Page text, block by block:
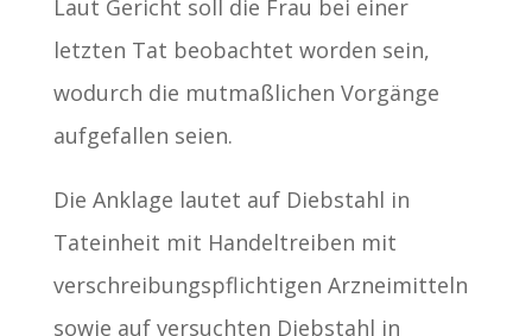
Laut Gericht soll die Frau bei einer
letzten Tat beobachtet worden sein,
wodurch die mutmaßlichen Vorgänge
aufgefallen seien.
Die Anklage lautet auf Diebstahl in
Tateinheit mit Handeltreiben mit
verschreibungspflichtigen Arzneimitteln
sowie auf versuchten Diebstahl in